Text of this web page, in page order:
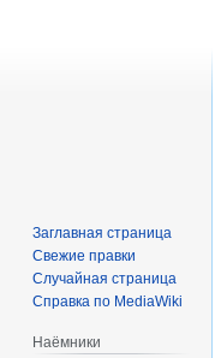
Заглавная страница
Свежие правки
Случайная страница
Справка по MediaWiki
Наёмники